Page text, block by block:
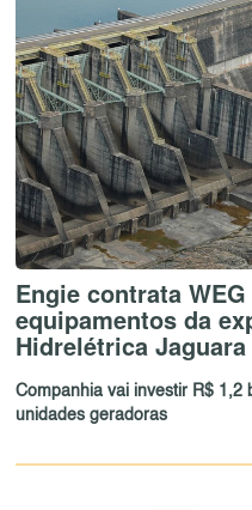
Engie contrata
equipamentos da
Hidrelétrica Jaguara
Companhia vai investir R$ 1,2
unidades geradoras